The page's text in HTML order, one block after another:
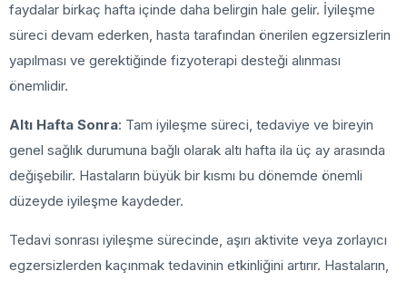
faydalar birkaç hafta içinde daha belirgin hale gelir. İyileşme
süreci devam ederken, hasta tarafından önerilen egzersizlerin
yapılması ve gerektiğinde fizyoterapi desteği alınması
önemlidir.
Altı Hafta Sonra: Tam iyileşme süreci, tedaviye ve bireyin
genel sağlık durumuna bağlı olarak altı hafta ila üç ay arasında
değişebilir. Hastaların büyük bir kısmı bu dönemde önemli
düzeyde iyileşme kaydeder.
Tedavi sonrası iyileşme sürecinde, aşırı aktivite veya zorlayıcı
egzersizlerden kaçınmak tedavinin etkinliğini artırır. Hastaların,